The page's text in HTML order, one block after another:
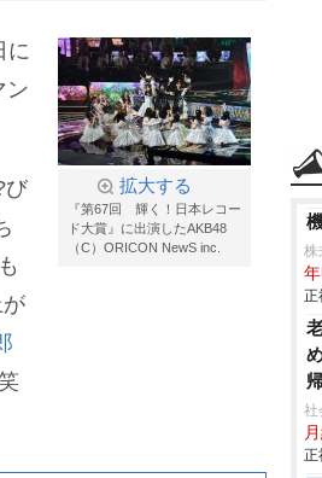
拡大する
『第67回 輝く！日本レコー
ド大賞』に出演したAKB48
（C）ORICON NewS inc.
に
ン
び
株
正
社
正